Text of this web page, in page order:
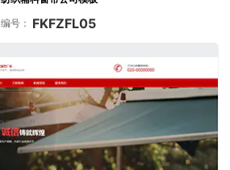
编号： FKFZFL05